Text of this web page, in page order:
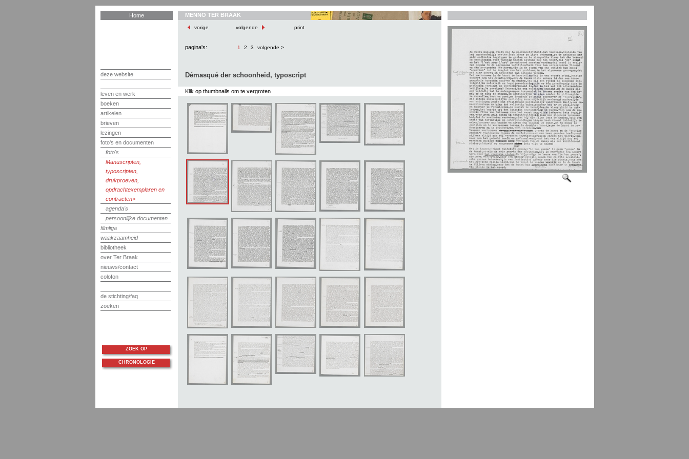
Home
deze website
leven en werk
boeken
artikelen
brieven
lezingen
foto's en documenten
foto's
Manuscripten,
typoscripten,
drukproeven,
opdrachtexemplaren en
contracten
agenda's
persoonlijke documenten
filmliga
waakzaamheid
bibliotheek
over Ter Braak
nieuws/contact
colofon
de stichting/faq
zoeken
MENNO TER BRAAK
vorige volgende print
pagina's: 1 2 3 volgende >
Démasqué der schoonheid, typoscript
Klik op thumbnails om te vergroten
ZOEK OP
CHRONOLOGIE